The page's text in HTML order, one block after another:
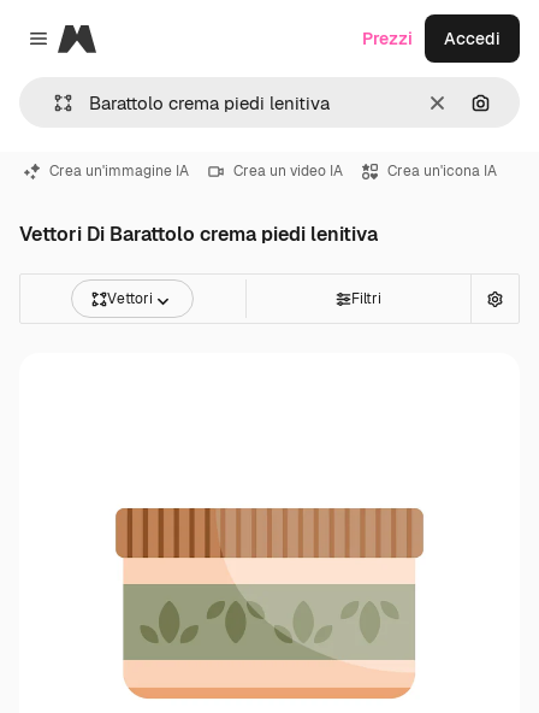
Close menu
Magnific
CancellaCerca
Prezzi Accedi
Crea un'immagine IA Crea un video IA Crea un'icona IA
Vettori Di Barattolo crema piedi lenitiva
Vettori Filtri